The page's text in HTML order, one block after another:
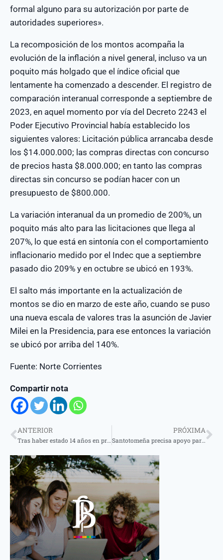
formal alguno para su autorización por parte de
autoridades superiores».
La recomposición de los montos acompaña la
evolución de la inflación a nivel general, incluso va un
poquito más holgado que el índice oficial que
lentamente ha comenzado a descender. El registro de
comparación interanual corresponde a septiembre de
2023, en aquel momento por vía del Decreto 2243 el
Poder Ejecutivo Provincial había establecido los
siguientes valores: Licitación pública arrancaba desde
los $14.000.000; las compras directas con concurso
de precios hasta $8.000.000; en tanto las compras
directas sin concurso se podían hacer con un
presupuesto de $800.000.
La variación interanual da un promedio de 200%, un
poquito más alto para las licitaciones que llega al
207%, lo que está en sintonía con el comportamiento
inflacionario medido por el Indec que a septiembre
pasado dio 209% y en octubre se ubicó en 193%.
El salto más importante en la actualización de
montos se dio en marzo de este año, cuando se puso
una nueva escala de valores tras la asunción de Javier
Milei en la Presidencia, para ese entonces la variación
se ubicó por arriba del 140%.
Fuente: Norte Corrientes
Compartir nota
ANTERIOR
Tras haber estado 14 años en prisión, salió en libertad Carlos Villegas
PRÓXIMA
Santotomeña precisa apoyo para asistir al Mundial de Taekwondo en Hong Kong